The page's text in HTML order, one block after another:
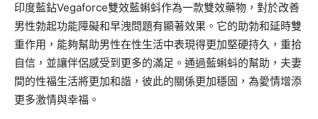
印度藍鉆Vegaforce雙效藍蝌蚪作為一款雙效藥物，對於改善
男性勃起功能障礙和早洩問題有顯著效果。它的助勃和延時雙
重作用，能夠幫助男性在性生活中表現得更加堅硬持久，重拾
自信，並讓伴侶感受到更多的滿足。通過藍蝌蚪的幫助，夫妻
間的性福生活將更加和諧，彼此的關係更加穩固，為愛情增添
更多激情與幸福。